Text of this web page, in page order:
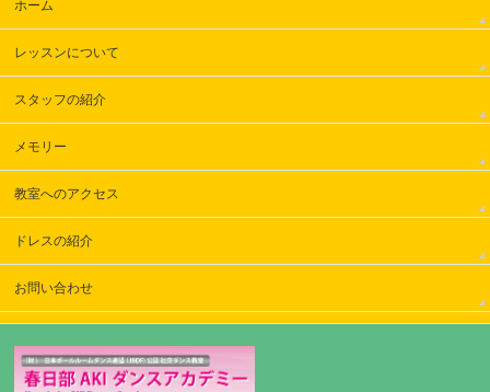
ホーム
レッスンについて
スタッフの紹介
メモリー
教室へのアクセス
ドレスの紹介
お問い合わせ